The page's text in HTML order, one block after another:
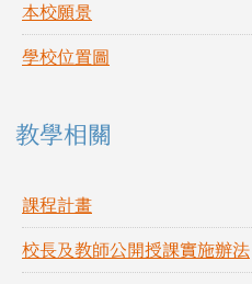
本校願景
學校位置圖
教學相關
課程計畫
校長及教師公開授課實施辦法